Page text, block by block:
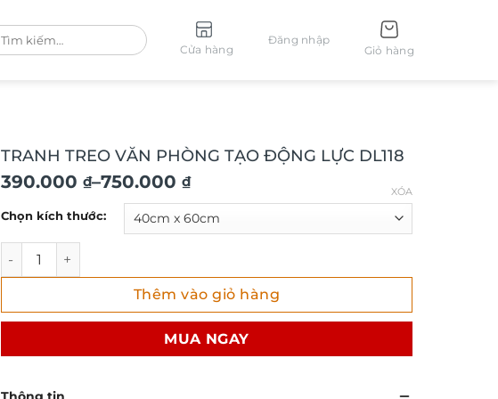
Cửa hàng
Đăng nhập
Giỏ hàng
TRANH TREO VĂN PHÒNG TẠO ĐỘNG LỰC DL118
390.000 ₫–750.000 ₫
Khoảng
giá:
390.000 ₫
750.000 ₫
Chọn kích thước:
XÓA
TRANH TREO VĂN PHÒNG TẠO ĐỘNG LỰC DL118 số lượng
Thêm vào giỏ hàng
MUA NGAY